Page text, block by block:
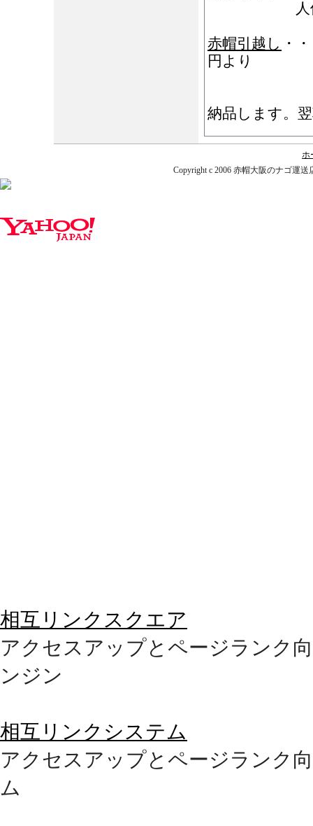
人件費の
赤帽引越し ・
円より
納品します。
ホ
Copyright c 2006 赤帽大阪のナゴ運
相互リンクスクエア
アクセスアップとページランク
ンジン
相互リンクシステム
アクセスアップとページランク
ム